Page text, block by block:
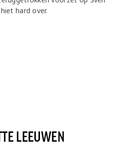
hard over.
LEEUWEN